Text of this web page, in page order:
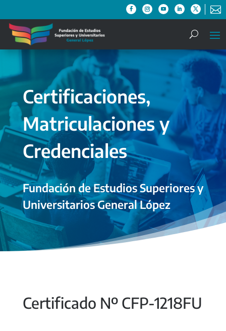

Certificaciones,
Matriculaciones y
Credenciales
Fundación de Estudios Superiores y
Universitarios General López
Certificado Nº CFP-1218FU